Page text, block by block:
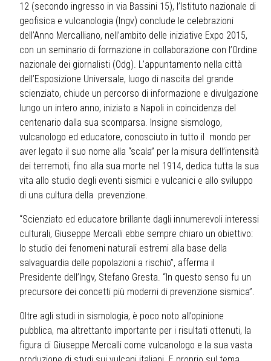
12 (secondo ingresso in via Bassini 15), l’Istituto nazionale di
geofisica e vulcanologia (Ingv) conclude le celebrazioni
dell’Anno Mercalliano, nell’ambito delle iniziative Expo 2015,
con un seminario di formazione in collaborazione con l’Ordine
nazionale dei giornalisti (Odg). L’appuntamento nella città
dell’Esposizione Universale, luogo di nascita del grande
scienziato, chiude un percorso di informazione e divulgazione
lungo un intero anno, iniziato a Napoli in coincidenza del
centenario dalla sua scomparsa. Insigne sismologo,
vulcanologo ed educatore, conosciuto in tutto il mondo per
aver legato il suo nome alla “scala” per la misura dell’intensità
dei terremoti, fino alla sua morte nel 1914, dedica tutta la sua
vita allo studio degli eventi sismici e vulcanici e allo sviluppo
di una cultura della prevenzione.
“Scienziato ed educatore brillante dagli innumerevoli interessi
culturali, Giuseppe Mercalli ebbe sempre chiaro un obiettivo:
lo studio dei fenomeni naturali estremi alla base della
salvaguardia delle popolazioni a rischio”, afferma il
Presidente dell’Ingv, Stefano Gresta. “In questo senso fu un
precursore dei concetti più moderni di prevenzione sismica”.
Oltre agli studi in sismologia, è poco noto all’opinione
pubblica, ma altrettanto importante per i risultati ottenuti, la
figura di Giuseppe Mercalli come vulcanologo e la sua vasta